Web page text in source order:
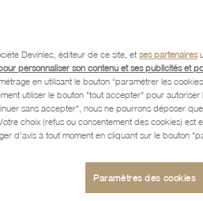
Devinlec, éditeur de ce site, et ses partenaires
personnaliser son contenu et ses publicités et
en utilisant le bouton “paramétrer les
utiliser le bouton "tout accepter" pour
sans accepter", nous ne pourrons déposer
choix (refus ou consentement des cookies)
d'avis à tout moment en cliquant sur le bouton
Paramètres des cookies